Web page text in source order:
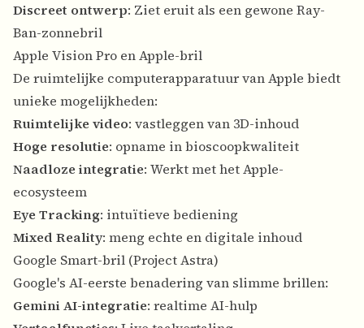
Discreet ontwerp: Ziet eruit als een gewone Ray-
Ban-zonnebril
Apple Vision Pro en Apple-bril
De ruimtelijke computerapparatuur van Apple biedt
unieke mogelijkheden:
Ruimtelijke video: vastleggen van 3D-inhoud
Hoge resolutie: opname in bioscoopkwaliteit
Naadloze integratie: Werkt met het Apple-
ecosysteem
Eye Tracking: intuïtieve bediening
Mixed Reality: meng echte en digitale inhoud
Google Smart-bril (Project Astra)
Google's AI-eerste benadering van slimme brillen:
Gemini AI-integratie: realtime AI-hulp